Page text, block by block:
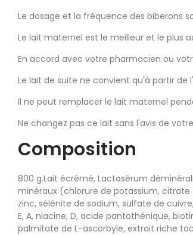
Le dosage et la fréquence des biberons
Le lait maternel est le meilleur et le plus
En accord avec votre pharmacien ou
Le lait de suite ne convient qu'à partir
Il ne peut remplacer le lait maternel
Ne changez pas ce lait sans l'avis de
Composition
800 g.Lait écrémé, Lactosérum
minéraux (chlorure de potassium,
zinc, sélénite de sodium, sulfate de
E, A, niacine, D, acide pantothénique,
palmitate de L-ascorbyle, extrait riche